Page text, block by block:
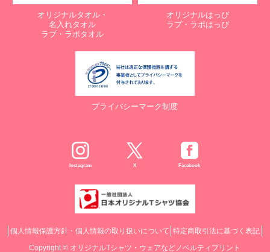
オリジナルタオル・
名入れタオル
ラブ・ラボタオル
オリジナルはっぴ
ラブ・ラボはっぴ
プライバシーマーク制度
Instagram X Facebook
個人情報保護方針・個人情報の取り扱いについて 特定商取引法に基づく表記
Copyright © オリジナルTシャツ・ウェアなどノベルティプリント